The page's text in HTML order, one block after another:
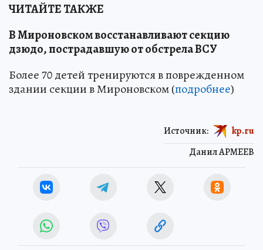
ЧИТАЙТЕ ТАКЖЕ
В Мироновском восстанавливают секцию
дзюдо, пострадавшую от обстрела ВСУ
Более 70 детей тренируются в поврежденном
здании секции в Мироновском (подробнее)
Данил АРМЕЕВ
Источник: kp.ru